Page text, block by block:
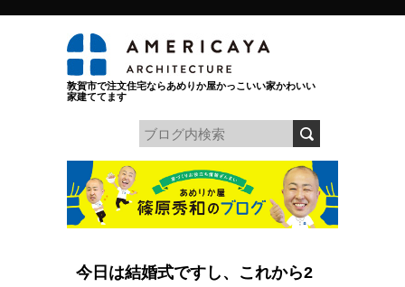
敦賀市で注文住宅ならあめりか屋かっこいい家かわいい
家建ててます
今日は結婚式ですし、これから2